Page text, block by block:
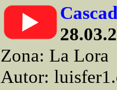
Zona: La Lora
Autor: